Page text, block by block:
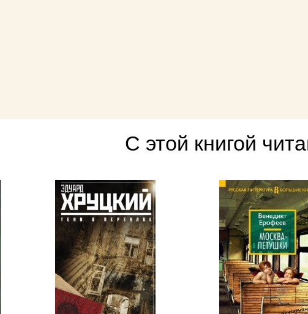
С этой книгой